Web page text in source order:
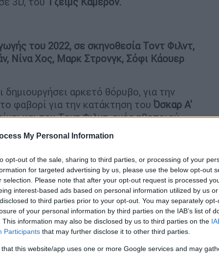
My Personal Information
opt-out of the sale, sharing to third parties, or processing of your
for targeted advertising by us, please use the below opt-out
selection. Please note that after your opt-out request is processed
interest-based ads based on personal information utilized by us
to third parties prior to your opt-out. You may separately
of your personal information by third parties on the IAB’s list of
This information may also be disclosed by us to third parties on the
Participants that may further disclose it to other third parties.
that this website/app uses one or more Google services and may
του 2022, σε σκηνοθεσία Τοντ Φιλντ,
Νίνα Χος, Μαρκ Στρονγκ, Σόφι Κάουερ
αρκετό θόρυβο, για την
φαβορί για την κατάκτηση του Όσκαρ Α'
και του Τοντ Φιλντ, ενός ηθοποιού
έναν ιδιαίτερο σκηνοθέτη, με ισχυρό
ό,τι του προτείνουν τα στούντιο,
Επιθυμίες» του, για να οργανώσει την
την Μπλάνσετ ως πρωταγωνίστρια.
με τον συναγωνισμό, διεκδικεί
είναι αυτά τηςΚαλύτερης Ταινίας,
Σεναρίου, Φωτογραφίας και Μοντάζ.Η
τελικά, αλλά σίγουρα έχει πετύχει αυτό
σηκώσει έντονες συζητήσεις για το θέμα